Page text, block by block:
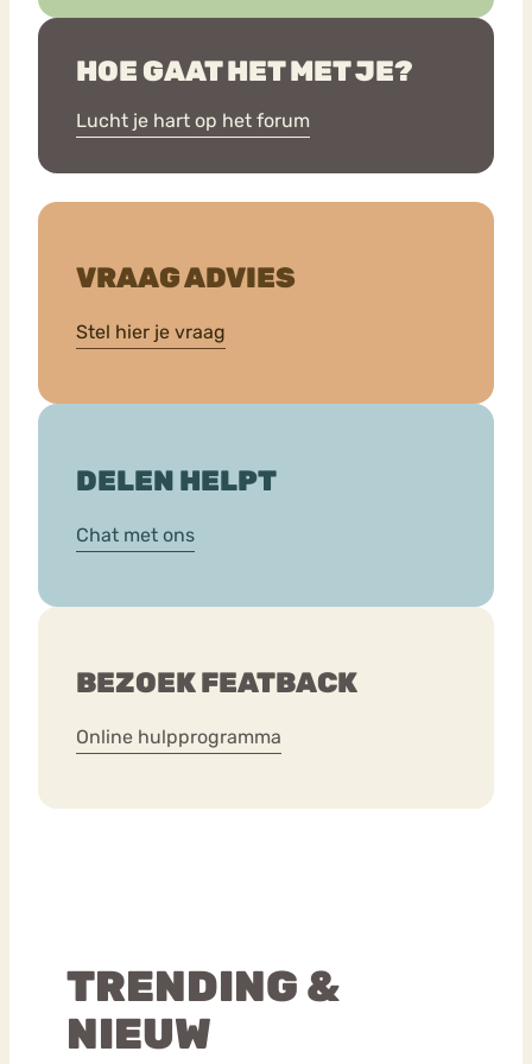
HOE GAAT HET MET JE?
Lucht je hart op het forum
VRAAG ADVIES
Stel hier je vraag
DELEN HELPT
Chat met ons
BEZOEK FEATBACK
Online hulpprogramma
TRENDING &
NIEUW